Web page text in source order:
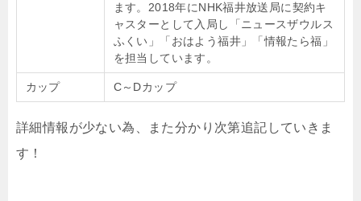
ます。2018年にNHK福井放送局に契約キ
ャスターとして入局し「ニュースザウルス
ふくい」「おはよう福井」「情報たら福」
を担当しています。
カップ C～Dカップ
詳細情報が少ない為、また分かり次第追記していきま
す！